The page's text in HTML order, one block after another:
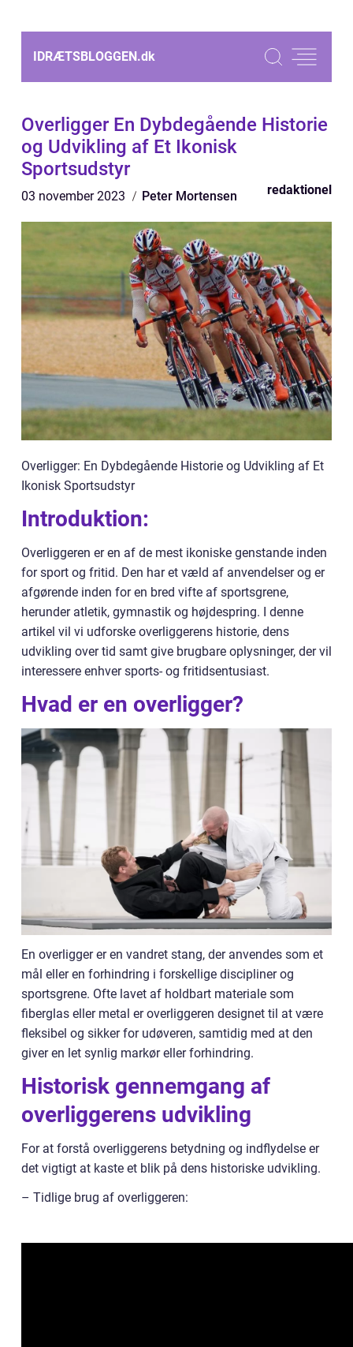
IDRÆTSBLOGGEN.dk
Overligger En Dybdegående Historie
og Udvikling af Et Ikonisk
Sportsudstyr
03 november 2023 Peter Mortensen redaktionel
Overligger: En Dybdegående Historie og Udvikling af Et
Ikonisk Sportsudstyr
Introduktion:
Overliggeren er en af de mest ikoniske genstande inden
for sport og fritid. Den har et væld af anvendelser og er
afgørende inden for en bred vifte af sportsgrene,
herunder atletik, gymnastik og højdespring. I denne
artikel vil vi udforske overliggerens historie, dens
udvikling over tid samt give brugbare oplysninger, der vil
interessere enhver sports- og fritidsentusiast.
Hvad er en overligger?
En overligger er en vandret stang, der anvendes som et
mål eller en forhindring i forskellige discipliner og
sportsgrene. Ofte lavet af holdbart materiale som
fiberglas eller metal er overliggeren designet til at være
fleksibel og sikker for udøveren, samtidig med at den
giver en let synlig markør eller forhindring.
Historisk gennemgang af
overliggerens udvikling
For at forstå overliggerens betydning og indflydelse er
det vigtigt at kaste et blik på dens historiske udvikling.
– Tidlige brug af overliggeren: